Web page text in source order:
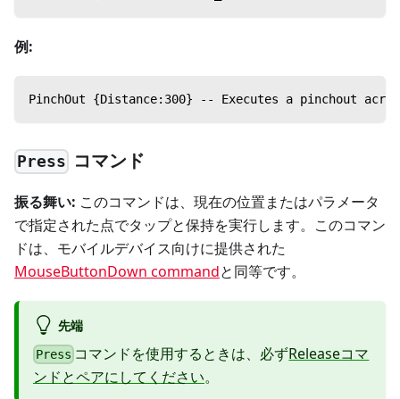
例:
PinchOut {Distance:300} -- Executes a pinchout
Press コマンド
振る舞い: このコマンドは、現在の位置またはパラメータ
で指定された点でタップと保持を実行します。このコマン
ドは、モバイルデバイス向けに提供された
MouseButtonDown commandと同等です。
先端
Press コマンドを使用するときは、必ずReleaseコマ
ンドとペアにしてください。